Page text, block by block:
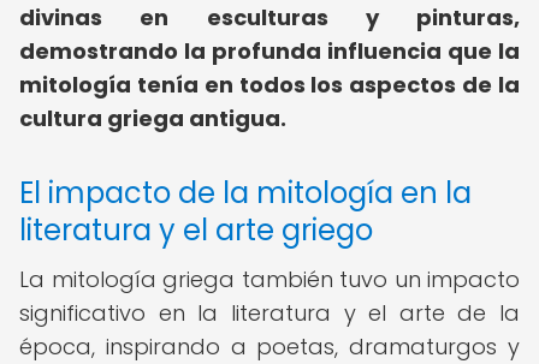
divinas en esculturas y pinturas,
demostrando la profunda influencia que la
mitología tenía en todos los aspectos de la
cultura griega antigua.
El impacto de la mitología en la
literatura y el arte griego
La mitología griega también tuvo un impacto
significativo en la literatura y el arte de la
época, inspirando a poetas, dramaturgos y